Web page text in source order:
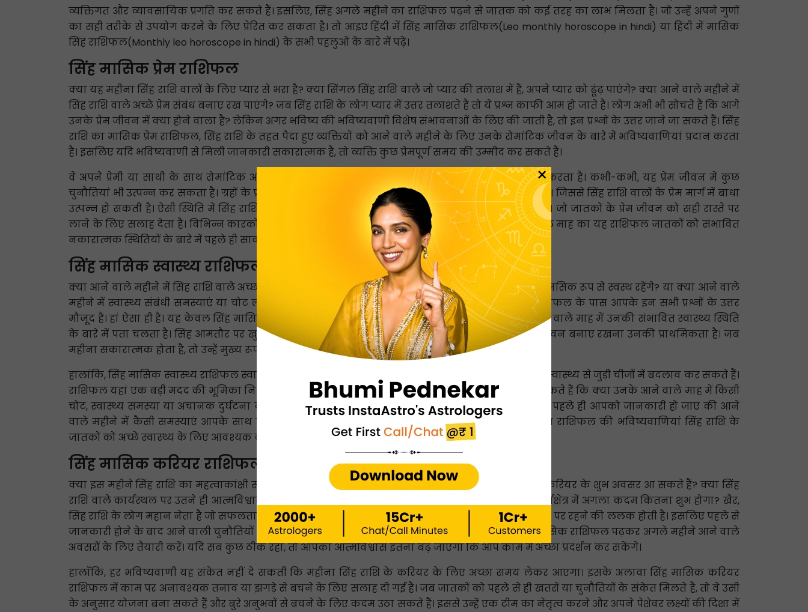
व्यक्तिगत और व्यावसायिक प्रगति कर सकते हैं। इसलिए, सिंह अगले महीने का राशिफल पढ़ने से जातक को कई तरह का लाभ मिलता है। जो उन्हें अपने गुणों
का सही तरीके से उपयोग करने के लिए प्रेरित कर सकता है। तो आइए हिंदी में सिंह मासिक राशिफल(Leo monthly horoscope in hindi) या हिंदी में मासिक
सिंह राशिफल(Monthly leo horoscope in hindi) के सभी पहलुओं के बारे में पढ़ें।
सिंह मासिक प्रेम राशिफल
क्या यह महीना सिंह राशि वालों के लिए प्यार से भरा है? क्या सिंगल सिंह राशि वाले जो प्यार की तलाश में हैं, अपने प्यार को ढूंढ़ पाएंगे? क्या आने वाले महीने में
सिंह राशि वाले अच्छे प्रेम संबंध बनाए रख पाएंगे? जब सिंह राशि के लोग प्यार में उत्तर तलाशते हैं तो ये प्रश्न काफी आम हो जाते हैं। लोग अभी भी सोचते हैं कि आगे
उनके प्रेम जीवन में क्या होने वाला है? लेकिन अगर भविष्य की भविष्यवाणी विशेष संभावनाओं के लिए की जाती है, तो इन प्रश्नों के उत्तर जाने जा सकते हैं। सिंह
राशि का मासिक प्रेम राशिफल, सिंह राशि के तहत पैदा हुए व्यक्तियों को आने वाले महीने के लिए उनके रोमांटिक जीवन के बारे में भविष्यवाणियां प्रदान करता
है। इसलिए यदि भविष्यवाणी से मिली जानकारी सकारात्मक है, तो व्यक्ति कुछ प्रेमपूर्ण समय की उम्मीद कर सकते हैं।
वे अपने प्रेमी या साथी के साथ रोमांटिक अवसरों की तैयारी कर सकते हैं। हालांकि, हर दिन ख़ुशी प्रदान नहीं करता है। कभी-कभी, यह प्रेम जीवन में कुछ
चुनौतियां भी उत्पन्न कर सकता है। ग्रहों के प्रभाव से जोड़ों के बीच संघर्ष या गलतफहमी की संभावना हो सकती है। जिससे सिंह राशि वालों के प्रेम मार्ग में बाधा
उत्पन्न हो सकती है। ऐसी स्थिति में सिंह राशि का मासिक प्रेम राशिफल एक संदेशवाहक के रूप में कार्य करता है। जो जातकों के प्रेम जीवन को सही रास्ते पर
लाने के लिए सलाह देता है। विभिन्न कारकों के कारण सिंह राशि के जीवन में प्रेम कम हो सकता है। लेकिन अगले माह का यह राशिफल जातकों को संभावित
नकारात्मक स्थितियों के बारे में पहले ही सावधान कर देता है।
सिंह मासिक स्वास्थ्य राशिफल
क्या आने वाले महीने में सिंह राशि वाले अच्छा महसूस करेंगे? क्या उनकी फिटनेस बढ़िया रहेगी? क्या जातक मानसिक रूप से स्वस्थ रहेंगे? या क्या आने वाले
महीने में स्वास्थ्य संबंधी समस्याएं या चोट लगने की संभावना है? क्या यह आश्चर्यजनक नहीं है कि मासिक राशिफल के पास आपके इन सभी प्रश्नों के उत्तर
मौजूद हैं। हां ऐसा ही है। यह केवल सिंह मासिक स्वास्थ्य राशिफल के माध्यम से ही संभव है। इससे जातकों को आने वाले माह में उनकी संभावित स्वास्थ्य स्थिति
के बारे में पता चलता है। सिंह आमतौर पर खुद पर बहुत ध्यान देने वाले होते हैं, इसलिए स्वस्थ शरीर और स्वस्थ जीवन बनाए रखना उनकी प्राथमिकता है। जब
महीना सकारात्मक होता है, तो उन्हें मुख्य रूप से फिट रहने और पार्टियों का आनंद लेते देखा जा सकता है।
हालांकि, सिंह मासिक स्वास्थ्य राशिफल स्वास्थ्य में संभावित चुनौतियों का भी संकेत दे सकता है। ग्रह कभी-कभी स्वास्थ्य से जुड़ी चीजों में बदलाव कर सकते हैं।
राशिफल यहां एक बड़ी मदद की भूमिका निभाता है। मासिक राशिफल के माध्यम से, सिंह राशि के जातक जान सकते हैं कि क्या उनके आने वाले माह में किसी
चोट, स्वास्थ्य समस्या या अचानक दुर्घटना की संभावना है? इससे बेहतर कुछ नहीं हो सकता कि महीना आने से पहले ही आपको जानकारी हो जाए की आने
वाले महीने में कैसी समस्याएं आपके साथ हो सकती हैं? जो आपके स्वास्थ्य को प्रभावित कर सकती हैं। स्वास्थ्य राशिफल की भविष्यवाणियां सिंह राशि के
जातकों को अच्छे स्वास्थ्य के लिए आवश्यक कदम उठाने के लिए मार्गदर्शन प्रदान भी करती हैं।
सिंह मासिक करियर राशिफल
क्या इस महीने सिंह राशि का महत्वाकांक्षी स्वभाव संतुष्ट होगा? क्या अगले महीने सिंह राशि के जातकों के लिए करियर के शुभ अवसर आ सकते हैं? क्या सिंह
राशि वाले कार्यस्थल पर उतने ही आत्मविश्वासी और मजबूत होंगे जितने वे आमतौर पर हैं? सिंह राशि वालों का कार्यक्षेत्र में अगला कदम कितना शुभ होगा? खैर,
सिंह राशि के लोग महान नेता हैं जो सफलता प्राप्त करने के लिए कड़ी मेहनत करते हैं। उन्हें अपने क्षेत्र में पहले नंबर पर रहने की ललक होती है। इसलिए पहले से
जानकारी होने के बाद आने वाली चुनौतियों और अवसरों के लिए तैयार रहना उनकी पसंद होगी। सिंह राशि का मासिक राशिफल पढ़कर अगले महीने आने वाले
अवसरों के लिए तैयारी करें। यदि सब कुछ ठीक रहा, तो आपका आत्मविश्वास इतना बढ़ जाएगा कि आप काम में अच्छा प्रदर्शन कर सकेंगे।
हालाँकि, हर भविष्यवाणी यह ​​संकेत नहीं दे सकती कि महीना सिंह राशि के करियर के लिए अच्छा समय लेकर आएगा। इसके अलावा सिंह मासिक करियर
राशिफल में काम पर अनावश्यक तनाव या झगड़े से बचने के लिए सलाह दी गई है। जब जातकों को पहले से ही खतरों या चुनौतियों के संकेत मिलते हैं, तो वे उसी
के अनुसार योजना बना सकते हैं और बुरे अनुभवों से बचने के लिए कदम उठा सकते हैं। इससे उन्हें एक टीम का नेतृत्व करने और अपने पेशेवर लक्ष्यों की दिशा में
×